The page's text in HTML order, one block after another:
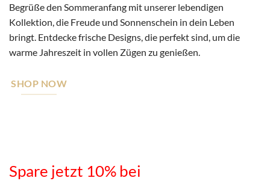
Begrüße den Sommeranfang mit unserer lebendigen
Kollektion, die Freude und Sonnenschein in dein Leben
bringt. Entdecke frische Designs, die perfekt sind, um die
warme Jahreszeit in vollen Zügen zu genießen.
SHOP NOW
Spare jetzt 10% bei